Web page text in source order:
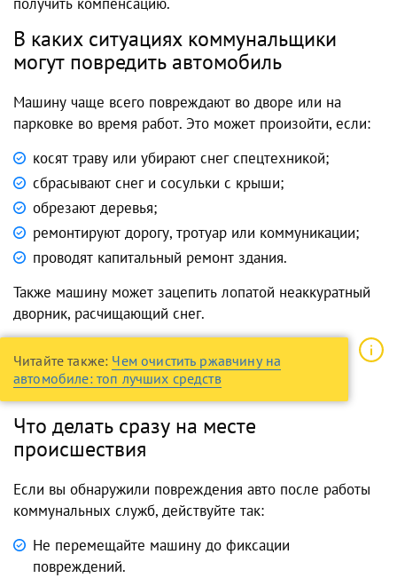
В каких ситуациях коммунальщики
могут повредить автомобиль
Машину чаще всего повреждают во дворе или на
парковке во время работ. Это может произойти, если:
косят траву или убирают снег спецтехникой;
сбрасывают снег и сосульки с крыши;
обрезают деревья;
ремонтируют дорогу, тротуар или коммуникации;
проводят капитальный ремонт здания.
Также машину может зацепить лопатой неаккуратный
дворник, расчищающий снег.
Читайте также: Чем очистить ржавчину на
автомобиле: топ лучших средств
Что делать сразу на месте
происшествия
Если вы обнаружили повреждения авто после работы
коммунальных служб, действуйте так:
Не перемещайте машину до фиксации
повреждений.